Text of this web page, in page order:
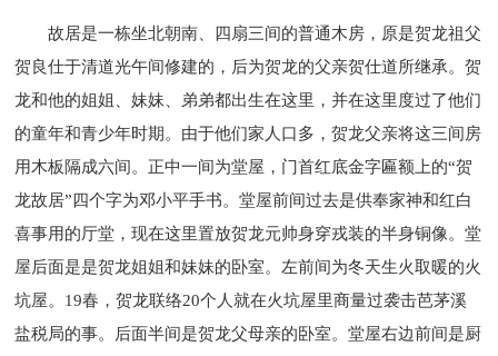
故居是一栋坐北朝南、四扇三间的普通木房，原是贺龙祖父
贺良仕于清道光午间修建的，后为贺龙的父亲贺仕道所继承。贺
龙和他的姐姐、妹妹、弟弟都出生在这里，并在这里度过了他们
的童年和青少年时期。由于他们家人口多，贺龙父亲将这三间房
用木板隔成六间。正中一间为堂屋，门首红底金字匾额上的“贺
龙故居”四个字为邓小平手书。堂屋前间过去是供奉家神和红白
喜事用的厅堂，现在这里置放贺龙元帅身穿戎装的半身铜像。堂
屋后面是是贺龙姐姐和妹妹的卧室。左前间为冬天生火取暖的火
坑屋。19春，贺龙联络20个人就在火坑屋里商量过袭击芭茅溪
盐税局的事。后面半间是贺龙父母亲的卧室。堂屋右边前间是厨